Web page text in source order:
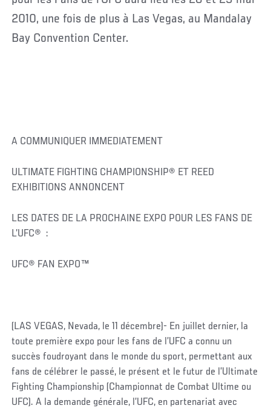
2010, une fois de plus à Las Vegas, au Mandalay
Bay Convention Center.
A COMMUNIQUER IMMEDIATEMENT
ULTIMATE FIGHTING CHAMPIONSHIP® ET REED
EXHIBITIONS ANNONCENT
LES DATES DE LA PROCHAINE EXPO POUR LES FANS DE
L’UFC® :
UFC® FAN EXPO™
(LAS VEGAS, Nevada, le 11 décembre)- En juillet dernier, la
toute première expo pour les fans de l’UFC a connu un
succès foudroyant dans le monde du sport, permettant aux
fans de célébrer le passé, le présent et le futur de l’Ultimate
Fighting Championship (Championnat de Combat Ultime ou
UFC). A la demande générale, l’UFC, en partenariat avec